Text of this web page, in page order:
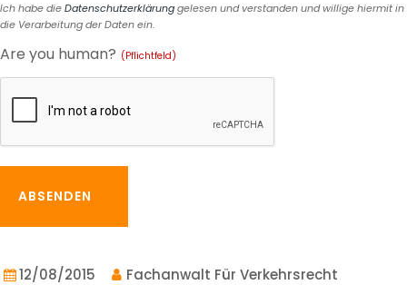
Ich habe dieDatenschutzerklärunggelesen und verstanden und willige hiermit in
die Verarbeitung der Daten ein.
Are you human? (Pflichtfeld)
ABSENDEN
12/08/2015 Fachanwalt Für Verkehrsrecht